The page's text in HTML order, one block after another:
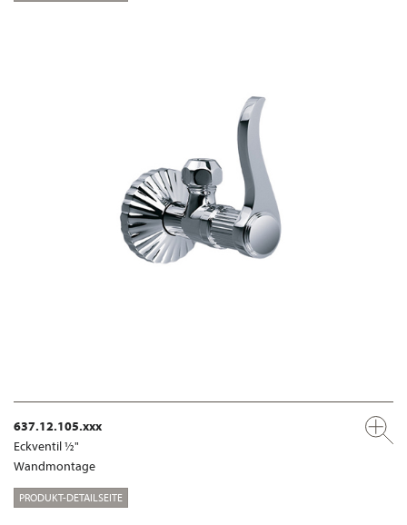
637.12.105.xxx
Eckventil ½"
Wandmontage
PRODUKT-DETAILSEITE